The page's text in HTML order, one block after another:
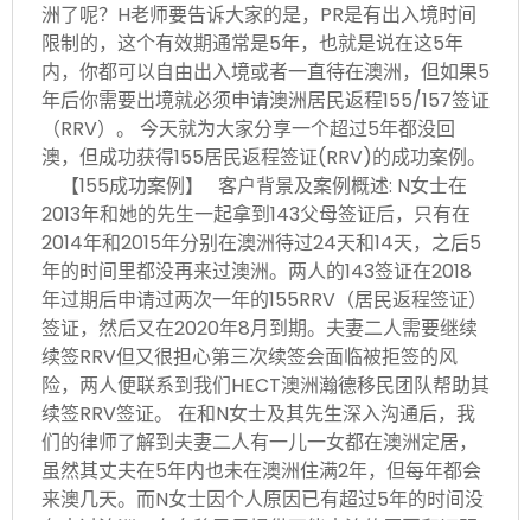
洲了呢？H老师要告诉大家的是，PR是有出入境时间
限制的，这个有效期通常是5年，也就是说在这5年
内，你都可以自由出入境或者一直待在澳洲，但如果5
年后你需要出境就必须申请澳洲居民返程155/157签证
（RRV）。 今天就为大家分享一个超过5年都没回
澳，但成功获得155居民返程签证(RRV)的成功案例。
【155成功案例】 客户背景及案例概述: N女士在
2013年和她的先生一起拿到143父母签证后，只有在
2014年和2015年分别在澳洲待过24天和14天，之后5
年的时间里都没再来过澳洲。两人的143签证在2018
年过期后申请过两次一年的155RRV（居民返程签证）
签证，然后又在2020年8月到期。夫妻二人需要继续
续签RRV但又很担心第三次续签会面临被拒签的风
险，两人便联系到我们HECT澳洲瀚德移民团队帮助其
续签RRV签证。 在和N女士及其先生深入沟通后，我
们的律师了解到夫妻二人有一儿一女都在澳洲定居，
虽然其丈夫在5年内也未在澳洲住满2年，但每年都会
来澳几天。而N女士因个人原因已有超过5年的时间没